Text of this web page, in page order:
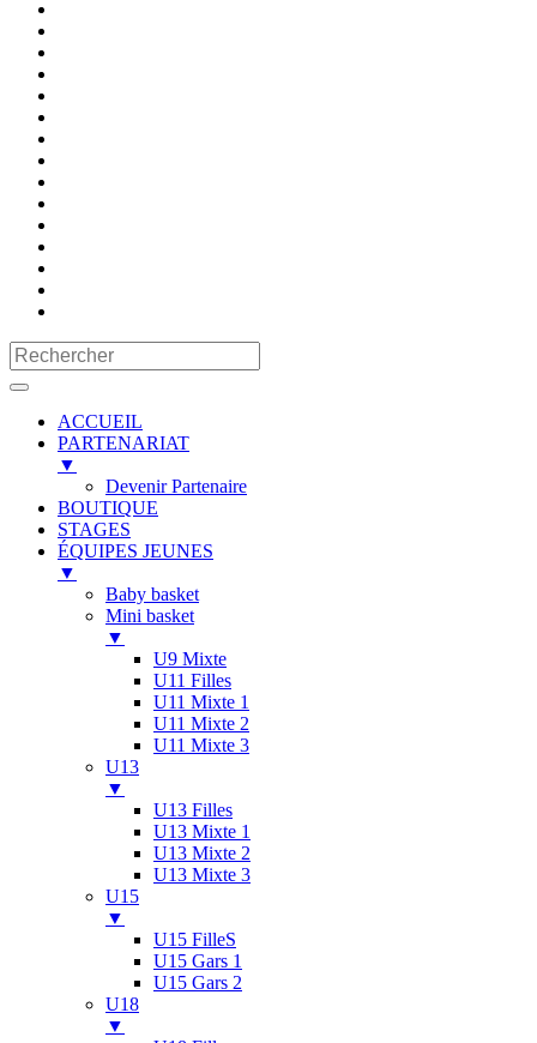
ACCUEIL
PARTENARIAT
▼
Devenir Partenaire
BOUTIQUE
STAGES
ÉQUIPES JEUNES
▼
Baby basket
Mini basket
▼
U9 Mixte
U11 Filles
U11 Mixte 1
U11 Mixte 2
U11 Mixte 3
U13
▼
U13 Filles
U13 Mixte 1
U13 Mixte 2
U13 Mixte 3
U15
▼
U15 FilleS
U15 Gars 1
U15 Gars 2
U18
▼